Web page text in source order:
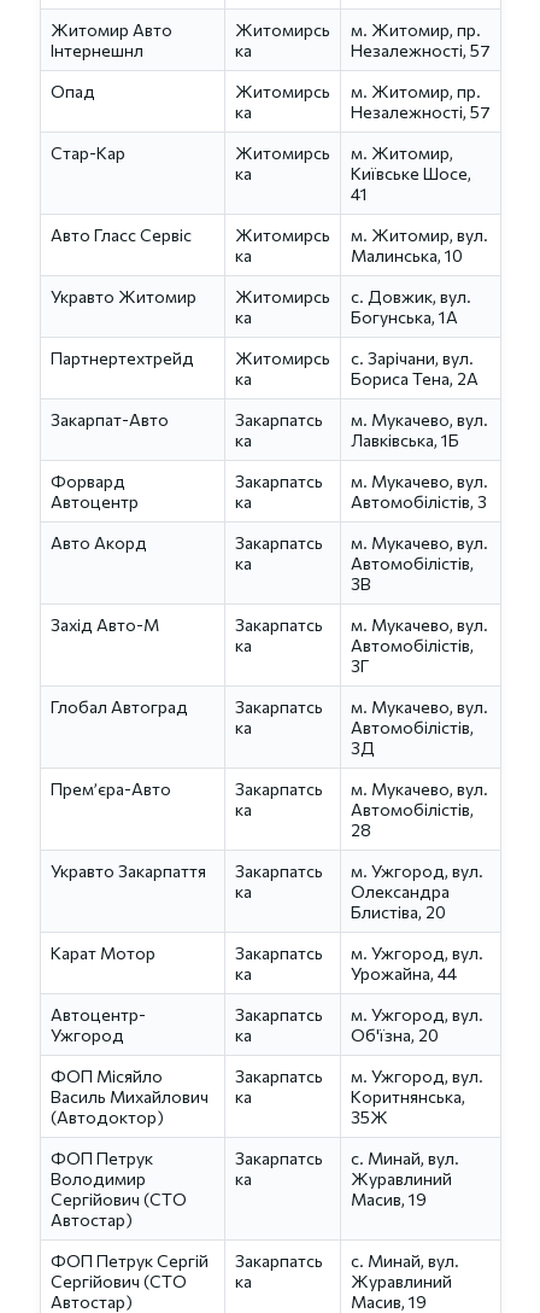
Житомир Авто
Інтернешнл
Житомирсь
ка
м. Житомир, пр.
Незалежності, 57
Опад
Житомирсь
ка
м. Житомир, пр.
Незалежності, 57
Стар-Кар
Житомирсь
ка
м. Житомир,
Київське Шосе,
41
Авто Гласс Сервіс
Житомирсь
ка
м. Житомир, вул.
Малинська, 10
Укравто Житомир
Житомирсь
ка
с. Довжик, вул.
Богунська, 1А
Партнертехтрейд
Житомирсь
ка
с. Зарічани, вул.
Бориса Тена, 2А
Закарпат-Авто
Закарпатсь
ка
м. Мукачево, вул.
Лавківська, 1Б
Форвард
Автоцентр
Закарпатсь
ка
м. Мукачево, вул.
Автомобілістів, 3
Авто Акорд
Закарпатсь
ка
м. Мукачево, вул.
Автомобілістів,
3В
Захід Авто-М
Закарпатсь
ка
м. Мукачево, вул.
Автомобілістів,
3Г
Глобал Автоград
Закарпатсь
ка
м. Мукачево, вул.
Автомобілістів,
3Д
Прем’єра-Авто
Закарпатсь
ка
м. Мукачево, вул.
Автомобілістів,
28
Укравто Закарпаття
Закарпатсь
ка
м. Ужгород, вул.
Олександра
Блистіва, 20
Карат Мотор
Закарпатсь
ка
м. Ужгород, вул.
Урожайна, 44
Автоцентр-
Ужгород
Закарпатсь
ка
м. Ужгород, вул.
Об'їзна, 20
ФОП Місяйло
Василь Михайлович
(Автодоктор)
Закарпатсь
ка
м. Ужгород, вул.
Коритнянська,
35Ж
ФОП Петрук
Володимир
Сергійович (СТО
Автостар)
Закарпатсь
ка
с. Минай, вул.
Журавлиний
Масив, 19
ФОП Петрук Сергій
Сергійович (СТО
Автостар)
Закарпатсь
ка
с. Минай, вул.
Журавлиний
Масив, 19